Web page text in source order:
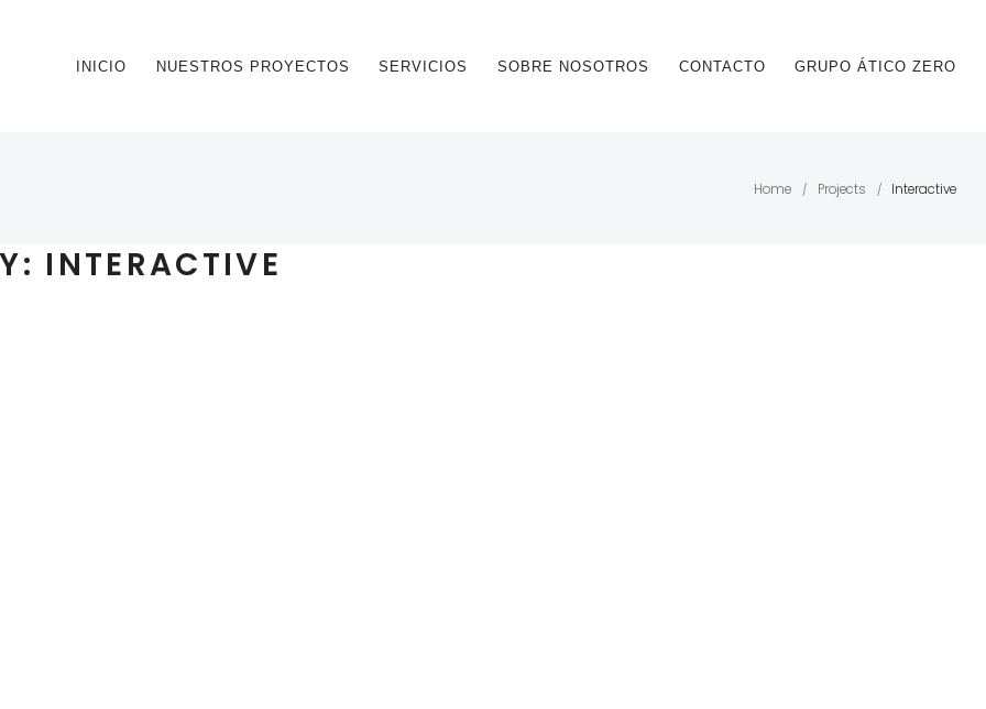
INICIO NUESTROS PROYECTOS SERVICIOS SOBRE NOSOTROS CONTACTO GRUPO ÁTICO ZERO
Home / Projects / Interactive
INTERACTIVE